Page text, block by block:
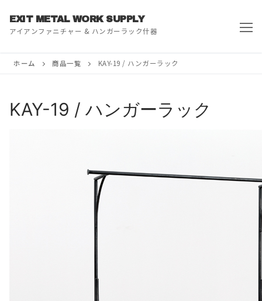
EXIT METAL WORK SUPPLY
アイアンファニチャー & ハンガーラック什器
ホーム 商品一覧 KAY-19 / ハンガーラック
KAY-19 / ハンガーラック